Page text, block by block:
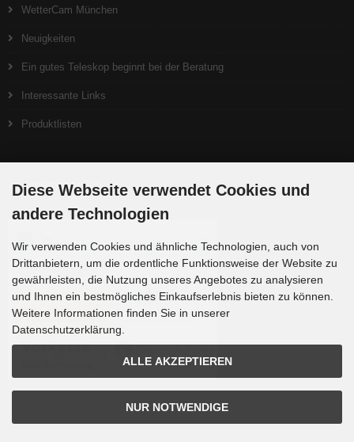
WetterCam München
Neuigkeiten
Ein gutes Teleskop beginnt bei der Beratung
Interessante Links
Produktlisten
Zahlungsmethoden
Sprachvariablen befinden sich in der Datei tpl_modified/lang/german/lang_german.custom.
Diese Webseite verwendet Cookies und
andere Technologien
Wir verwenden Cookies und ähnliche Technologien, auch von
Drittanbietern, um die ordentliche Funktionsweise der Website zu
gewährleisten, die Nutzung unseres Angebotes zu analysieren
und Ihnen ein bestmögliches Einkaufserlebnis bieten zu können.
Weitere Informationen finden Sie in unserer
Datenschutzerklärung.
ALLE AKZEPTIEREN
NUR NOTWENDIGE